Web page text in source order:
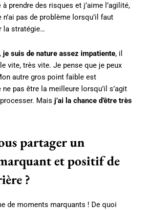
à prendre des risques et j’aime l’agilité,
n’ai pas de problème lorsqu’il faut
la stratégie…
je suis de nature assez impatiente, il
vite, très vite. Je pense que je peux
autre gros point faible est
pas être la meilleure lorsqu’il s’agit
Mais j’ai la chance d’être très
partager un
et positif de
?
de moments marquants ! De quoi